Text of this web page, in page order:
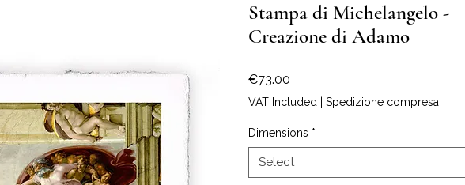
Stampa di Michelangelo -
Creazione di Adamo
€73.00
VAT Included Spedizione compresa
Dimensions *
Select